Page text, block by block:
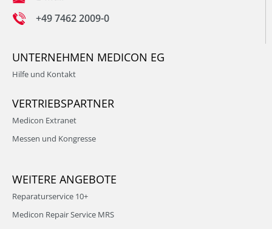
+49 7462 2009-0
UNTERNEHMEN MEDICON EG
Hilfe und Kontakt
VERTRIEBSPARTNER
Medicon Extranet
Messen und Kongresse
WEITERE ANGEBOTE
Reparaturservice 10+
Medicon Repair Service MRS